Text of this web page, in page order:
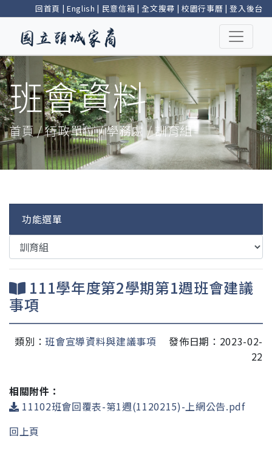
回首頁 | English | 民意信箱 |全文搜尋 | 校園行事曆 |登入後台
班會資料
首頁 / 行政單位 / 學務處 / 訓育組
功能選單
111學年度第2學期第1週班會建議
事項
類別： 班會宣導資料與建議事項
發佈日期：2023-02-
22
相關附件：
11102班會回覆表-第1週(1120215)-上網公告.pdf
回上頁